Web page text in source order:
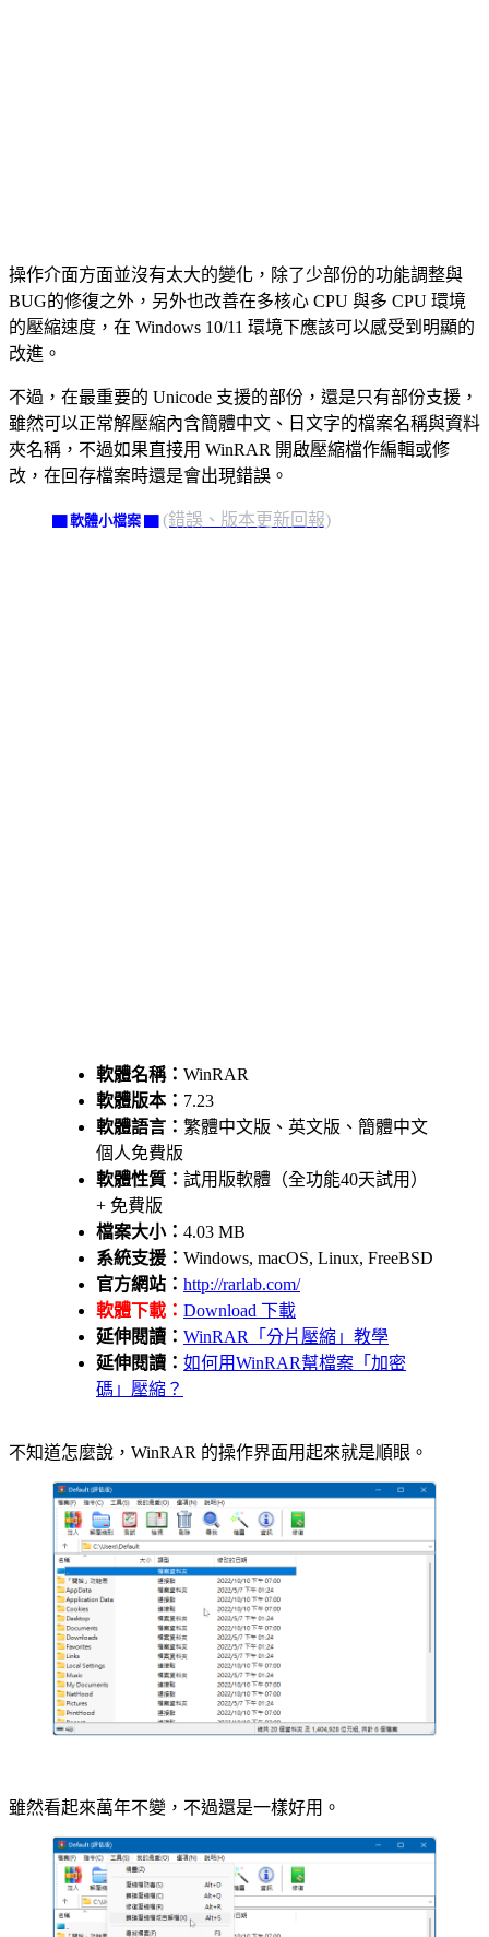
操作介面方面並沒有太大的變化，除了少部份的功能調整與
BUG的修復之外，另外也改善在多核心 CPU 與多 CPU 環境
的壓縮速度，在 Windows 10/11 環境下應該可以感受到明顯的
改進。
不過，在最重要的 Unicode 支援的部份，還是只有部份支援，
雖然可以正常解壓縮內含簡體中文、日文字的檔案名稱與資料
夾名稱，不過如果直接用 WinRAR 開啟壓縮檔作編輯或修
改，在回存檔案時還是會出現錯誤。
▇ 軟體小檔案 ▇ (錯誤、版本更新回報)
軟體名稱： WinRAR
軟體版本： 7.23
軟體語言： 繁體中文版、英文版、簡體中文
個人免費版
軟體性質： 試用版軟體（全功能40天試用）
+ 免費版
檔案大小： 4.03 MB
系統支援： Windows, macOS, Linux, FreeBSD
官方網站： http://rarlab.com/
軟體下載： Download 下載
延伸閱讀： WinRAR「分片壓縮」教學
延伸閱讀： 如何用WinRAR幫檔案「加密
碼」壓縮？
不知道怎麼說，WinRAR 的操作界面用起來就是順眼。
雖然看起來萬年不變，不過還是一樣好用。